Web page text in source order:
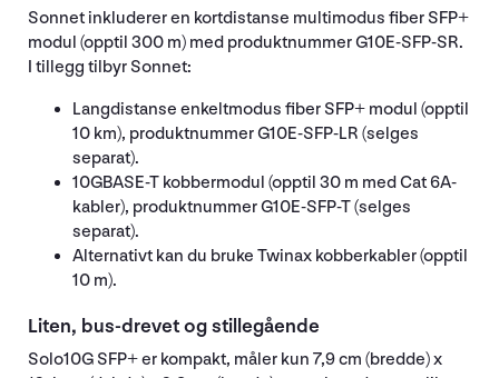
Sonnet inkluderer en kortdistanse multimodus fiber SFP+
modul (opptil 300 m) med produktnummer G10E-SFP-SR.
I tillegg tilbyr Sonnet:
Langdistanse enkeltmodus fiber SFP+ modul (opptil
10 km), produktnummer G10E-SFP-LR (selges
separat).
10GBASE-T kobbermodul (opptil 30 m med Cat 6A-
kabler), produktnummer G10E-SFP-T (selges
separat).
Alternativt kan du bruke Twinax kobberkabler (opptil
10 m).
Liten, bus-drevet og stillegående
Solo10G SFP+ er kompakt, måler kun 7,9 cm (bredde) x